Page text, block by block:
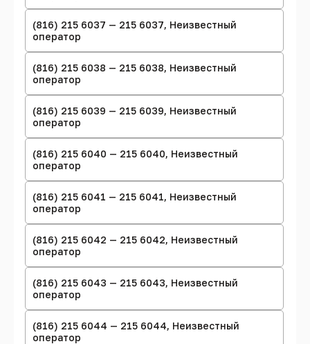
(816) 215 6037 — 215 6037, Неизвестный
оператор
(816) 215 6038 — 215 6038, Неизвестный
оператор
(816) 215 6039 — 215 6039, Неизвестный
оператор
(816) 215 6040 — 215 6040, Неизвестный
оператор
(816) 215 6041 — 215 6041, Неизвестный
оператор
(816) 215 6042 — 215 6042, Неизвестный
оператор
(816) 215 6043 — 215 6043, Неизвестный
оператор
(816) 215 6044 — 215 6044, Неизвестный
оператор